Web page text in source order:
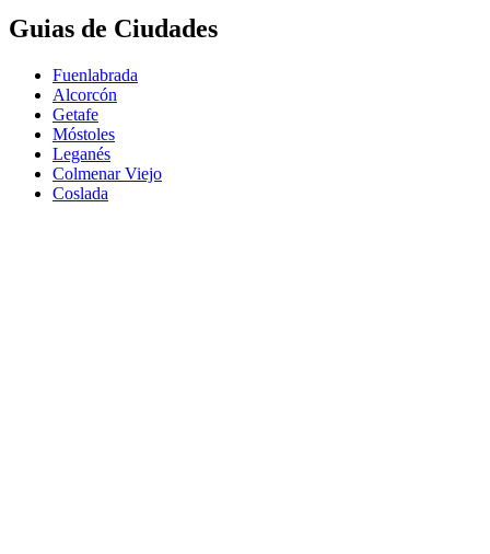
Guias de Ciudades
Fuenlabrada
Alcorcón
Getafe
Móstoles
Leganés
Colmenar Viejo
Coslada